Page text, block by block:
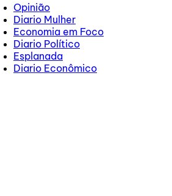
Opinião
Diario Mulher
Economia em Foco
Diario Político
Esplanada
Diario Econômico